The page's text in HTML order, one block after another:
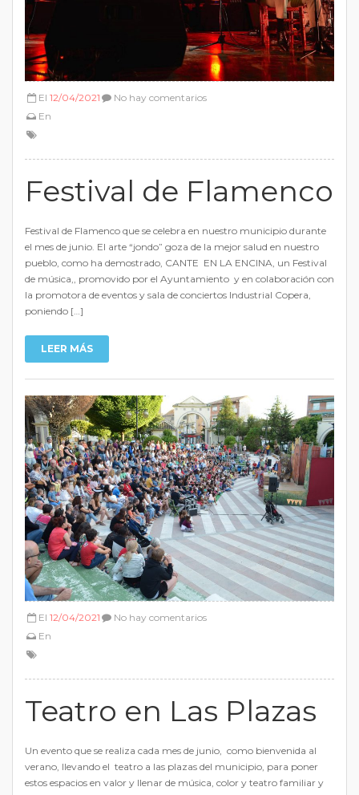
El 12/04/2021
En
No hay comentarios
Festival de Flamenco
Festival de Flamenco que se celebra en nuestro municipio durante
el mes de junio. El arte “jondo” goza de la mejor salud en nuestro
pueblo, como ha demostrado, CANTE EN LA ENCINA, un Festival
de música,, promovido por el Ayuntamiento y en colaboración con
la promotora de eventos y sala de conciertos Industrial Copera,
poniendo […]
LEER MÁS
El 12/04/2021
En
No hay comentarios
Teatro en Las Plazas
Un evento que se realiza cada mes de junio, como bienvenida al
verano, llevando el teatro a las plazas del municipio, para poner
estos espacios en valor y llenar de música, color y teatro familiar y